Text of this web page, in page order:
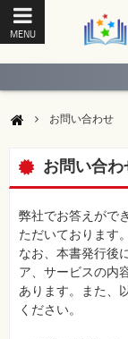
MENU
ペ
ジ
ソ
コ
ン
フ
ト
モ
バ
イ
ル・
ス
お問い合わせ
お問い合わ
弊社でお答えがで
ただいております。
なお、本書発行後
ア、サービスの内
あります。また、
ください。